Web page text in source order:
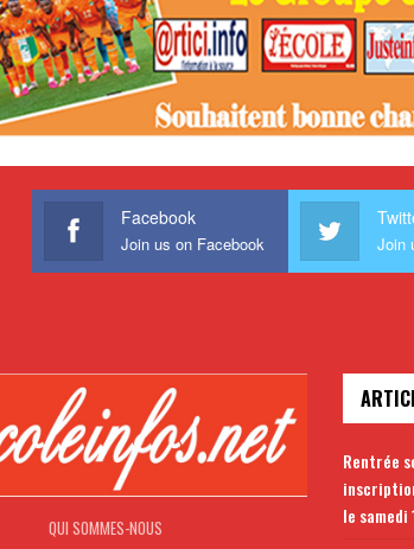
Facebook
Join us on Facebook Join
QUI SOMMES-NOUS
Rentrée
le